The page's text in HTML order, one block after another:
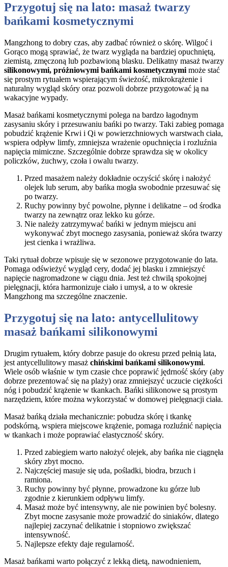
Przygotuj się na lato: masaż twarzy
bańkami kosmetycznymi
Mangzhong to dobry czas, aby zadbać również o skórę. Wilgoć i
Gorąco mogą sprawiać, że twarz wygląda na bardziej opuchniętą,
ziemistą, zmęczoną lub pozbawioną blasku. Delikatny masaż twarzy
silikonowymi, próżniowymi bańkami kosmetycznymi może stać
się prostym rytuałem wspierającym świeżość, mikrokrążenie i
naturalny wygląd skóry oraz pozwoli dobrze przygotować ją na
wakacyjne wypady.
Masaż bańkami kosmetycznymi polega na bardzo łagodnym
zasysaniu skóry i przesuwaniu bańki po twarzy. Taki zabieg pomaga
pobudzić krążenie Krwi i Qi w powierzchniowych warstwach ciała,
wspiera odpływ limfy, zmniejsza wrażenie opuchnięcia i rozluźnia
napięcia mimiczne. Szczególnie dobrze sprawdza się w okolicy
policzków, żuchwy, czoła i owalu twarzy.
Przed masażem należy dokładnie oczyścić skórę i nałożyć
olejek lub serum, aby bańka mogła swobodnie przesuwać się
po twarzy.
Ruchy powinny być powolne, płynne i delikatne – od środka
twarzy na zewnątrz oraz lekko ku górze.
Nie należy zatrzymywać bańki w jednym miejscu ani
wykonywać zbyt mocnego zasysania, ponieważ skóra twarzy
jest cienka i wrażliwa.
Taki rytuał dobrze wpisuje się w sezonowe przygotowanie do lata.
Pomaga odświeżyć wygląd cery, dodać jej blasku i zmniejszyć
napięcie nagromadzone w ciągu dnia. Jest też chwilą spokojnej
pielęgnacji, która harmonizuje ciało i umysł, a to w okresie
Mangzhong ma szczególne znaczenie.
Przygotuj się na lato: antycellulitowy
masaż bańkami silikonowymi
Drugim rytuałem, który dobrze pasuje do okresu przed pełnią lata,
jest antycellulitowy masaż chińskimi bańkami silikonowymi.
Wiele osób właśnie w tym czasie chce poprawić jędrność skóry (aby
dobrze prezentować się na plaży) oraz zmniejszyć uczucie ciężkości
nóg i pobudzić krążenie w tkankach. Bańki silikonowe są prostym
narzędziem, które można wykorzystać w domowej pielęgnacji ciała.
Masaż bańką działa mechanicznie: pobudza skórę i tkankę
podskórną, wspiera miejscowe krążenie, pomaga rozluźnić napięcia
w tkankach i może poprawiać elastyczność skóry.
Przed zabiegiem warto nałożyć olejek, aby bańka nie ciągnęła
skóry zbyt mocno.
Najczęściej masuje się uda, pośladki, biodra, brzuch i
ramiona.
Ruchy powinny być płynne, prowadzone ku górze lub
zgodnie z kierunkiem odpływu limfy.
Masaż może być intensywny, ale nie powinien być bolesny.
Zbyt mocne zasysanie może prowadzić do siniaków, dlatego
najlepiej zaczynać delikatnie i stopniowo zwiększać
intensywność.
Najlepsze efekty daje regularność.
Masaż bańkami warto połączyć z lekką dietą, nawodnieniem,